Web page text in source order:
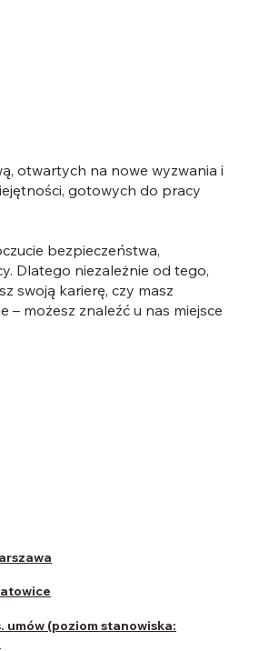
otwartych na nowe wyzwania i
gotowych do pracy
bezpieczeństwa,
Dlatego niezależnie od tego,
swoją karierę, czy masz
– możesz znaleźć u nas miejsce
(poziom stanowiska: